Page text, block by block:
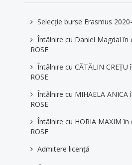
Selecție burse Erasmus
Întâlnire cu Daniel Magdal în
ROSE
Întâlnire cu CĂTĂLIN
ROSE
Întâlnire cu MIHAELA ANICA
ROSE
Întâlnire cu HORIA MAXIM
ROSE
Admitere licență